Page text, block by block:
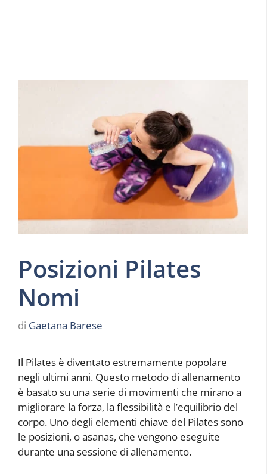
Posizioni Pilates
Nomi
di Gaetana Barese
Il Pilates è diventato estremamente popolare
negli ultimi anni. Questo metodo di allenamento
è basato su una serie di movimenti che mirano a
migliorare la forza, la flessibilità e l’equilibrio del
corpo. Uno degli elementi chiave del Pilates sono
le posizioni, o asanas, che vengono eseguite
durante una sessione di allenamento.